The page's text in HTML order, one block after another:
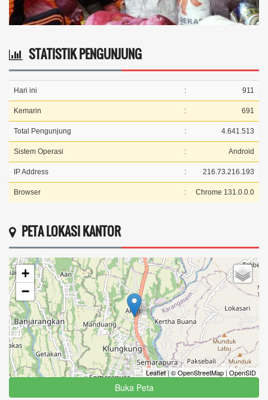
STATISTIK PENGUNJUNG
Hari ini : 911
Kemarin : 691
Total Pengunjung : 4.641.513
Sistem Operasi : Android
IP Address : 216.73.216.193
Browser : Chrome 131.0.0.0
PETA LOKASI KANTOR
+
−
Leaflet|© OpenStreetMap|OpenSID
Buka Peta